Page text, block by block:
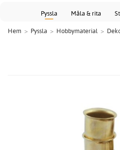
Pyssla Måla & rita
Hem > Pyssla > Hobbymaterial >